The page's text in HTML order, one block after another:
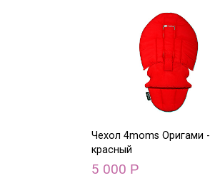
Чехол 4moms Оригами -
красный
5 000 Р